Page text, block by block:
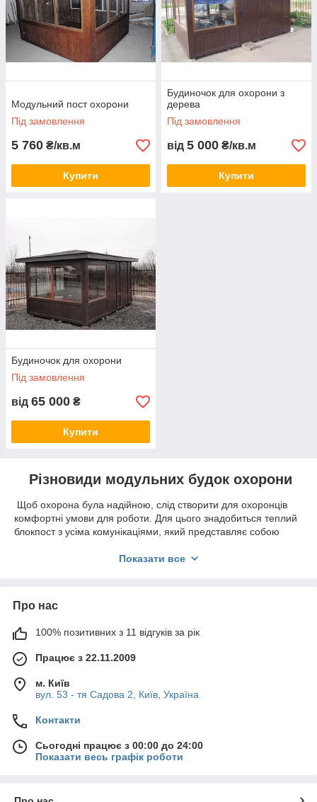
Модульний пост охорони
Під замовлення
5 760 ₴/кв.м
Купити
Будиночок для охорони з
дерева
Під замовлення
від 5 000 ₴/кв.м
Купити
Будиночок для охорони
Під замовлення
від 65 000 ₴
Купити
Різновиди модульних будок охорони
Щоб охорона була надійною, слід створити для охоронців
комфортні умови для роботи. Для цього знадобиться теплий
блокпост з усіма комунікаціями, який представляє собою
каркасі з профільних сталевих труб, покритих
будка певних розмірів:
охорони, купитиякий можна порівняно недорого, так як
метрів.
щоб співробітники, які чергують цілодобово в
диспетчерській або на прохідній, почували себе
замовляють
візуального спостереження, а також санвузол та інші
необхідні приміщення.
Показати все
Про нас
100% позитивних з 11 відгуків за рік
Працює з 22.11.2009
м. Київ
вул. 53 - тя Садова 2, Київ, Україна
Контакти
Сьогодні працює з 00:00 до 24:00
Показати весь графік роботи